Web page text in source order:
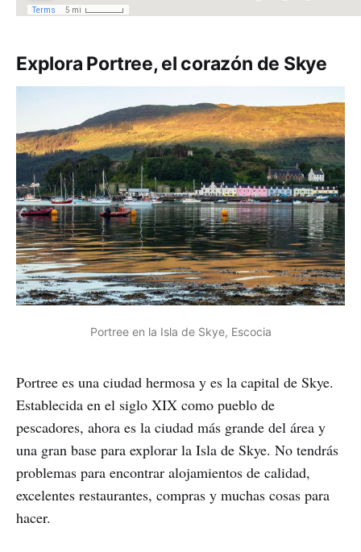
Explora Portree, el corazón de Skye
Portree en la Isla de Skye, Escocia
Portree es una ciudad hermosa y es la capital de Skye.
Establecida en el siglo XIX como pueblo de
pescadores, ahora es la ciudad más grande del área y
una gran base para explorar la Isla de Skye. No tendrás
problemas para encontrar alojamientos de calidad,
excelentes restaurantes, compras y muchas cosas para
hacer.